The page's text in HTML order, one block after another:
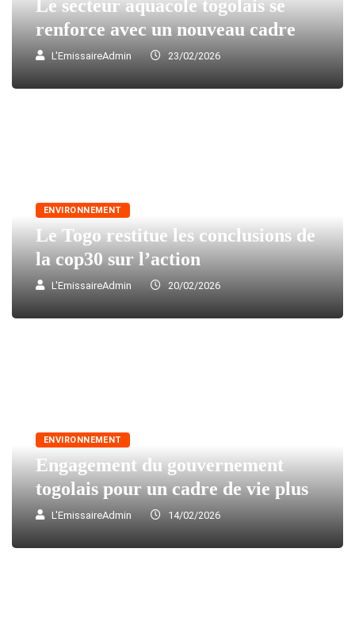
Le secteur aquacole togolais se
renforce avec un nouveau cadre
L'EmissaireAdmin 23/02/2026
ENVIRONNEMENT
Le Togo restitue les conclusions de
la cop30 sur l’action
L'EmissaireAdmin 20/02/2026
ENVIRONNEMENT
Engagement du gouvernement
togolais pour un cadre de vie plus
L'EmissaireAdmin 14/02/2026